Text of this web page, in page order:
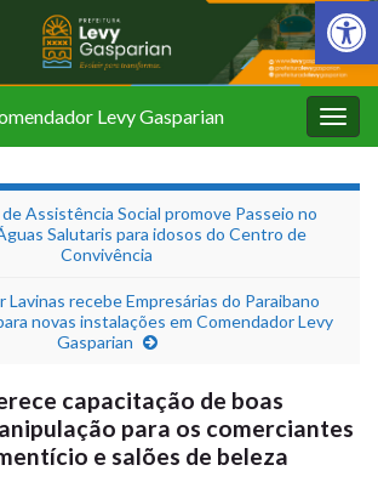
Barra de
Levy Gasparian
Assistência Social promove Passeio no
Salutaris para idosos do Centro de
Convivência
recebe Empresárias do Paraibano
novas instalações em Comendador Levy
Gasparian
capacitação de boas
para os comerciantes
e salões de beleza